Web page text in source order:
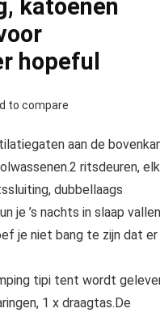
katoenen
hopeful
to compare
aan de
ritsdeuren,
dubbellaags
je ’s nachts in slaap vallen
je niet bang te zijn dat er
tipi tent wordt
1 x draagtas.De